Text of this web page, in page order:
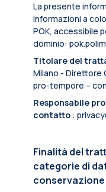
La presente
informazioni a
POK, accessibile
dominio:
Titolare del
Milano - Direttore
pro-tempore –
Responsabile
contatto :
Finalità del
categorie di
conservazione